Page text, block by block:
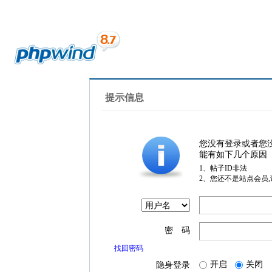
提示信息
您没有登录或者您
能有如下几个原因
1、帖子ID非法
2、您还不是站点会员
密 码
找回密码
隐身登录 开启 关闭